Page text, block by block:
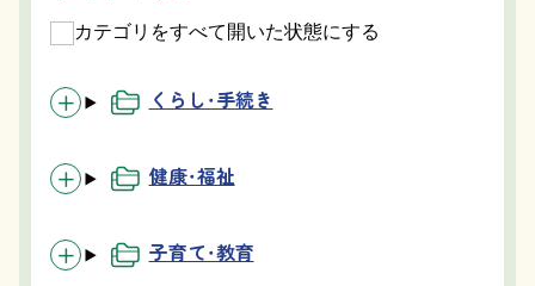
カテゴリをすべて開いた状態にする
くらし・手続き
健康・福祉
子育て・教育